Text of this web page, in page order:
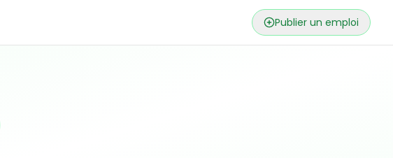
Publier un emploi